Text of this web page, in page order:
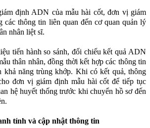
định ADN của mẫu hài cốt, đơn vị giám
các thông tin liên quan đến cơ quan quản lý
nhân liệt sĩ.
tiến hành so sánh, đối chiếu kết quả ADN
thân nhân, đồng thời kết hợp các thông tin
khả năng trùng khớp. Khi có kết quả, thông
đơn vị giám định mẫu hài cốt để tiếp tục
hệ huyết thống trước khi chuyển hồ sơ đến
tính và cập nhật thông tin